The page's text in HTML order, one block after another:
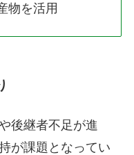
物を活用
後継者不足が進
が課題となってい